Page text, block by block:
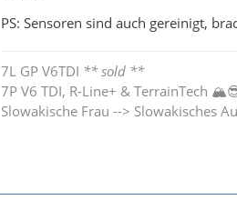
PS: Sensoren sind auch gereinigt,
7L GP V6TDI ** sold **
7P V6 TDI, R-Line+ & TerrainTech
Slowakische Frau --> Slowakisches